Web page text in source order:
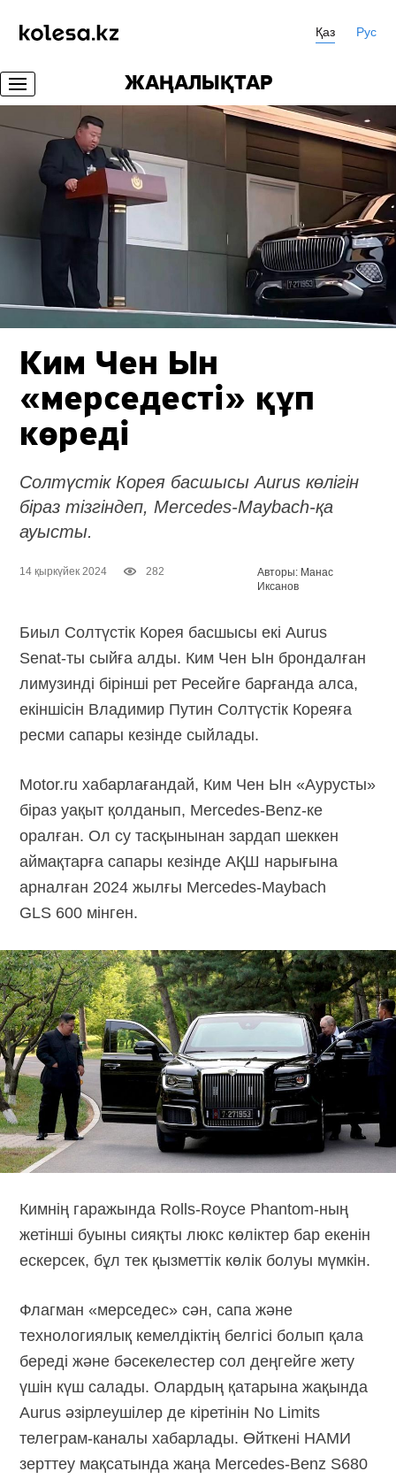
Қаз Рус
ЖАҢАЛЫҚТАР
Ким Чен Ын
«мерседесті» құп
көреді
Солтүстік Корея басшысы Aurus көлігін
біраз тізгіндеп, Mercedes-Maybach-қа
ауысты.
14 қыркүйек 2024 282
Авторы: Манас
Иксанов
Биыл Солтүстік Корея басшысы екі Aurus
Senat-ты сыйға алды. Ким Чен Ын брондалған
лимузинді бірінші рет Ресейге барғанда алса,
екіншісін Владимир Путин Солтүстік Кореяға
ресми сапары кезінде сыйлады.
Motor.ru хабарлағандай, Ким Чен Ын «Аурусты»
біраз уақыт қолданып, Mercedes-Benz-ке
оралған. Ол су тасқынынан зардап шеккен
аймақтарға сапары кезінде АҚШ нарығына
арналған 2024 жылғы Mercedes-Maybach
GLS 600 мінген.
Кимнің гаражында Rolls-Royce Phantom-ның
жетінші буыны сияқты люкс көліктер бар екенін
ескерсек, бұл тек қызметтік көлік болуы мүмкін.
Флагман «мерседес» сән, сапа және
технологиялық кемелдіктің белгісі болып қала
береді және бәсекелестер сол деңгейге жету
үшін күш салады. Олардың қатарына жақында
Aurus әзірлеушілер де кіретінін No Limits
телеграм-каналы хабарлады. Өйткені НАМИ
зерттеу мақсатында жаңа Mercedes-Benz S680